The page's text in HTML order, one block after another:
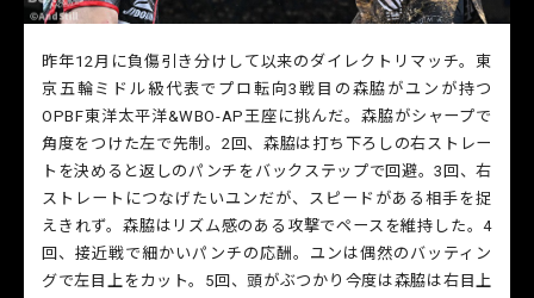
昨年12月に負傷引き分けして以来のダイレクトリマッチ。東
京五輪ミドル級代表でプロ転向3戦目の森脇がユンが持つ
OPBF東洋太平洋&WBO-AP王座に挑んだ。森脇がシャープで
角度をつけた左で先制。2回、森脇は打ち下ろしの右ストレー
トを決めると返しのパンチをバックステップで回避。3回、右
ストレートにつなげたいユンだが、スピードがある相手を捉
えきれず。森脇はリズム感のある攻撃でペースを維持した。4
回、接近戦で細かいパンチの応酬。ユンは偶然のバッティン
グで左目上をカット。5回、頭がぶつかり今度は森脇は右目上